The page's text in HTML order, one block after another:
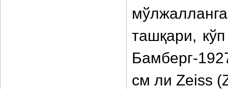
ташқари,
Бамберг-
см ли Zeiss